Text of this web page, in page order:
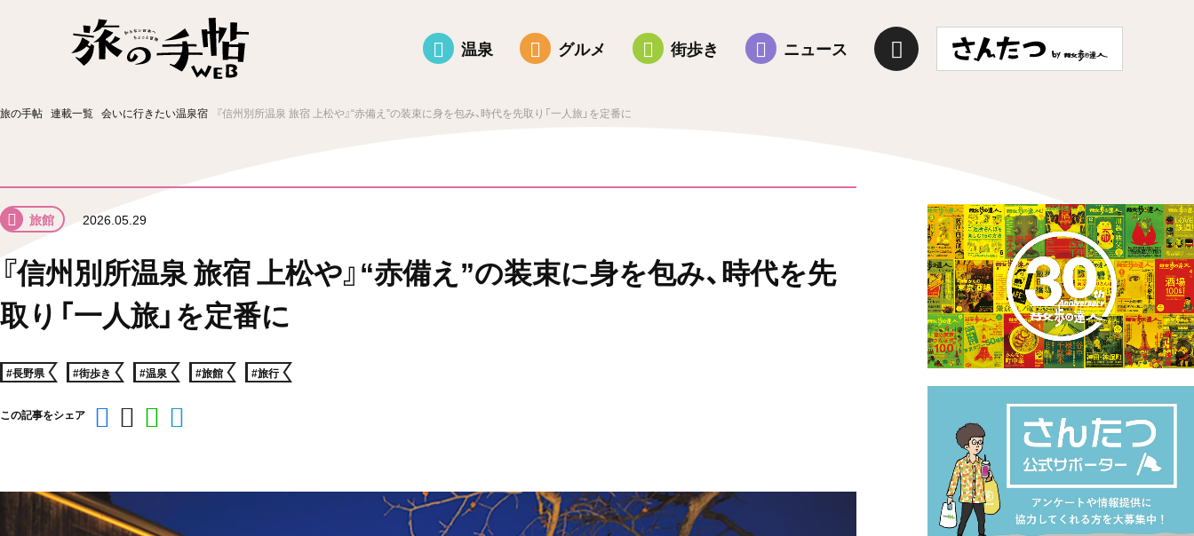
温泉 グルメ 街歩き ニュース
旅の手帖 連載一覧 会いに行きたい温泉宿 『信州別所温泉 旅宿 上松や』“赤備え”の装束に身を包み、時代を先取り「一人旅」を定番に
旅館 2026.05.29
『信州別所温泉 旅宿 上松や』“赤備え”の装束に身を包み、時代を先
取り「一人旅」を定番に
#長野県 #街歩き #温泉 #旅館 #旅行
この記事をシェア
グルメ
ニュース